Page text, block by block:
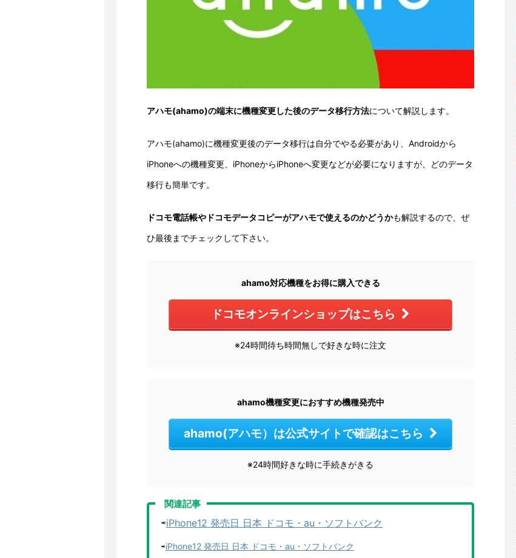
アハモ(ahamo)の端末に機種変更した後のデータ移行方法について解説します。
アハモ(ahamo)に機種変更後のデータ移行は自分でやる必要があり、Androidから
iPhoneへの機種変更、iPhoneからiPhoneへ変更などが必要になりますが、どのデータ
移行も簡単です。
ドコモ電話帳やドコモデータコピーがアハモで使えるのかどうかも解説するので、ぜ
ひ最後までチェックして下さい。
ahamo対応機種をお得に購入できる
ドコモオンラインショップはこちら
※24時間待ち時間無しで好きな時に注文
ahamo機種変更におすすめ機種発売中
ahamo(アハモ）は公式サイトで確認はこちら
※24時間好きな時に手続きがきる
関連記事
⇨iPhone12 発売日 日本 ドコモ・au・ソフトバンク
⇨iPhone12 発売日 日本 ドコモ・au・ソフトバンク